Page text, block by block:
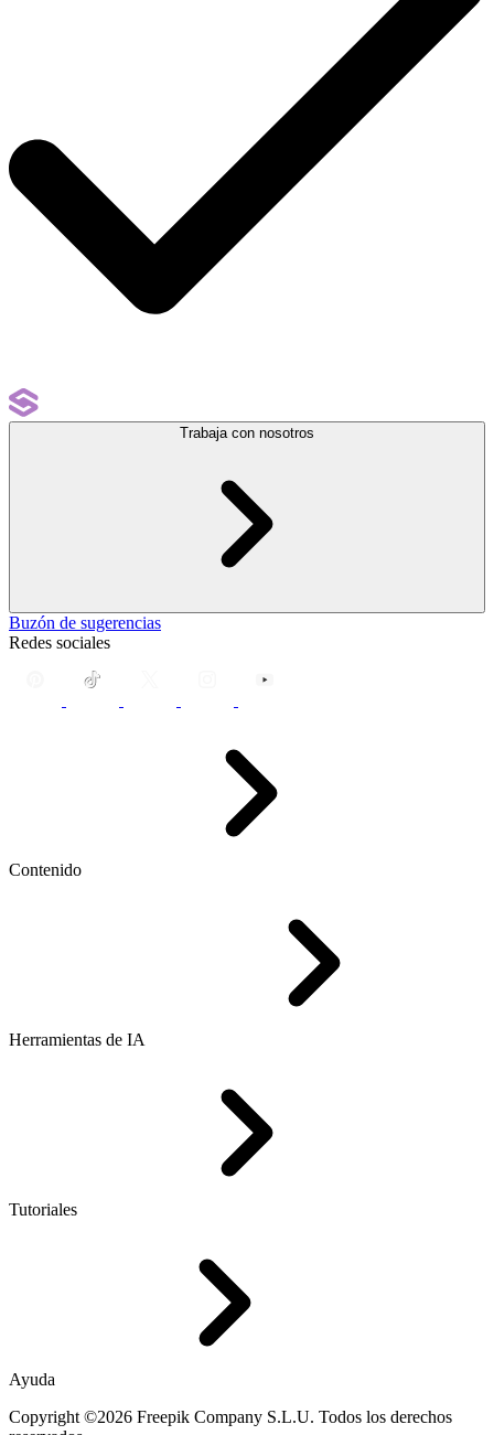
Trabaja con nosotros
Buzón de sugerencias
Redes sociales
Contenido
Herramientas de IA
Tutoriales
Ayuda
Copyright ©2026 Freepik Company S.L.U. Todos los derechos